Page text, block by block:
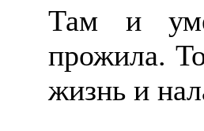
Там и
прожила.
жизнь и